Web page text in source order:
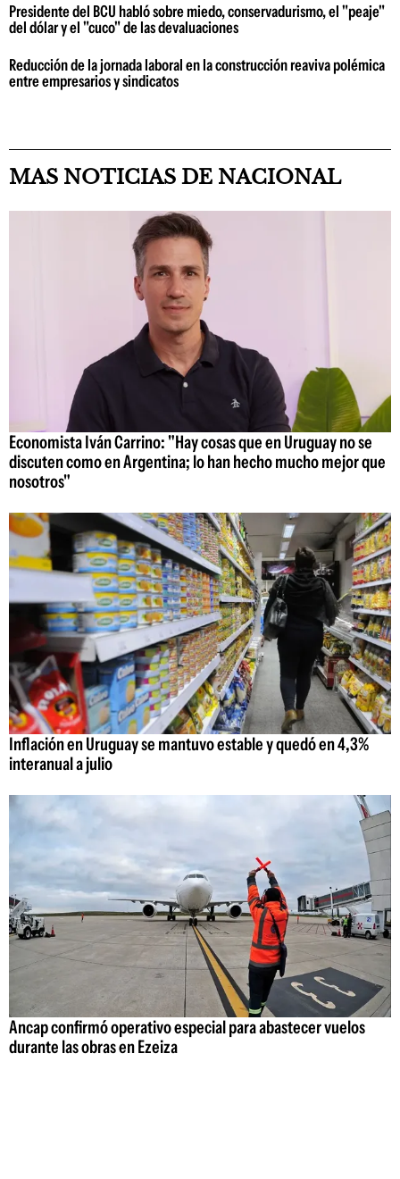
Presidente del BCU habló sobre miedo, conservadurismo, el "peaje"
del dólar y el "cuco" de las devaluaciones
Reducción de la jornada laboral en la construcción reaviva polémica
entre empresarios y sindicatos
MAS NOTICIAS DE NACIONAL
Economista Iván Carrino: "Hay cosas que en Uruguay no se
discuten como en Argentina; lo han hecho mucho mejor que
nosotros"
Inflación en Uruguay se mantuvo estable y quedó en 4,3%
interanual a julio
Ancap confirmó operativo especial para abastecer vuelos
durante las obras en Ezeiza